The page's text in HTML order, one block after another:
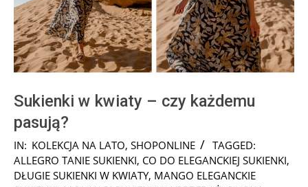
Sukienki w kwiaty – czy każdemu
pasują?
2025-
03-
04
IN: KOLEKCJA NA LATO, SHOPONLINE
TAGGED:
ALLEGRO TANIE SUKIENKI, CO DO ELEGANCKIEJ SUKIENKI,
DŁUGIE SUKIENKI W KWIATY, MANGO ELEGANCKIE